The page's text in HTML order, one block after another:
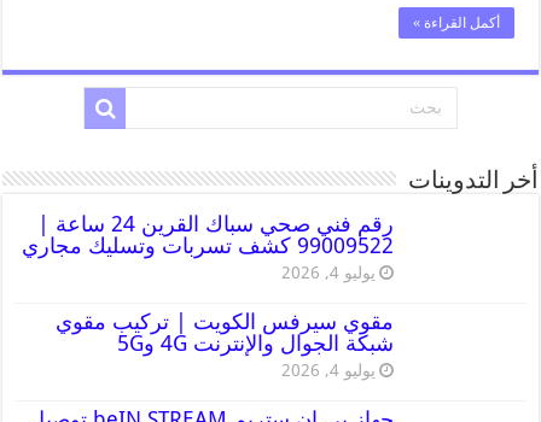
أكمل القراءة »
أخر التدوينات
رقم فني صحي سباك القرين 24 ساعة |
99009522 كشف تسربات وتسليك مجاري
يوليو 4, 2026
مقوي سيرفس الكويت | تركيب مقوي
شبكة الجوال والإنترنت 4G و5G
يوليو 4, 2026